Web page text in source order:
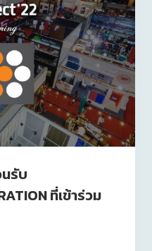
รับ
ที่เข้าร่วม